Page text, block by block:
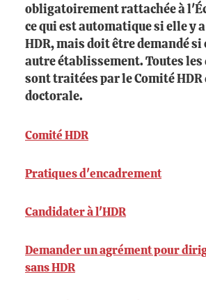
obligatoirement rattachée à
ce qui est automatique si elle y
HDR, mais doit être demandé
autre établissement. Toutes les
sont traitées par le Comité HDR
doctorale.
Comité HDR
Pratiques d'encadrement
Candidater à l'HDR
Demander un agrément pour
sans HDR